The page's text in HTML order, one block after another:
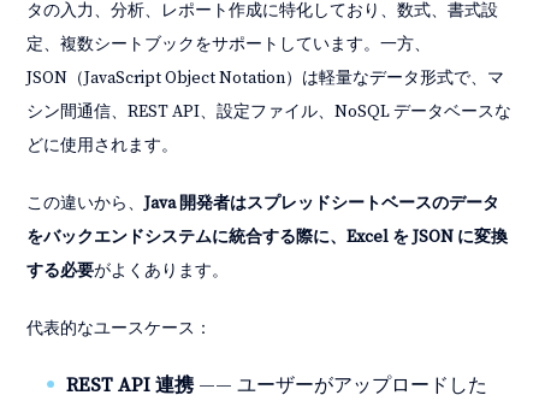
タの入力、分析、レポート作成に特化しており、数式、書式設
定、複数シートブックをサポートしています。一方、
JSON（JavaScript Object Notation）は軽量なデータ形式で、マ
シン間通信、REST API、設定ファイル、NoSQL データベースな
どに使用されます。
この違いから、Java 開発者はスプレッドシートベースのデータ
をバックエンドシステムに統合する際に、Excel を JSON に変換
する必要がよくあります。
代表的なユースケース：
REST API 連携—— ユーザーがアップロードした